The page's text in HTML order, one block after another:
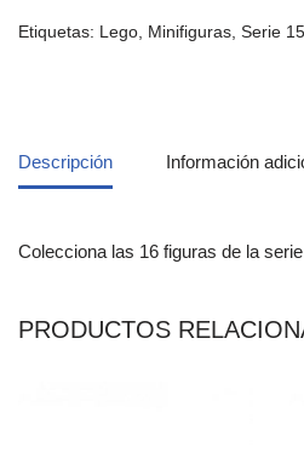
Etiquetas: Lego, Minifiguras, Serie 15
Descripción Información
Colecciona las 16 figuras de la
PRODUCTOS